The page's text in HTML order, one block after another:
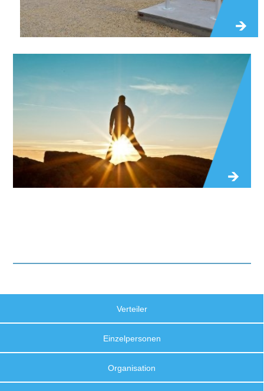
Verteiler
Einzelpersonen
Organisation